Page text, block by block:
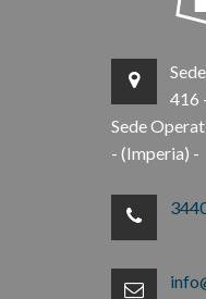
416
Sede
- (Imperia) -